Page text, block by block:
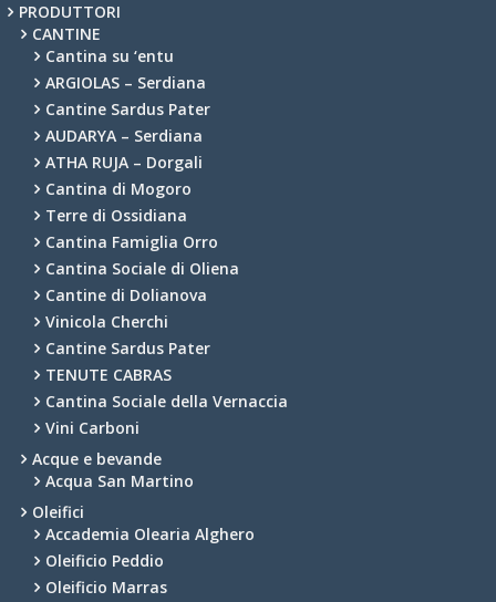
PRODUTTORI
CANTINE
Cantina su ‘entu
ARGIOLAS – Serdiana
Cantine Sardus Pater
AUDARYA – Serdiana
ATHA RUJA – Dorgali
Cantina di Mogoro
Terre di Ossidiana
Cantina Famiglia Orro
Cantina Sociale di Oliena
Cantine di Dolianova
Vinicola Cherchi
Cantine Sardus Pater
TENUTE CABRAS
Cantina Sociale della Vernaccia
Vini Carboni
Acque e bevande
Acqua San Martino
Oleifici
Accademia Olearia Alghero
Oleificio Peddio
Oleificio Marras